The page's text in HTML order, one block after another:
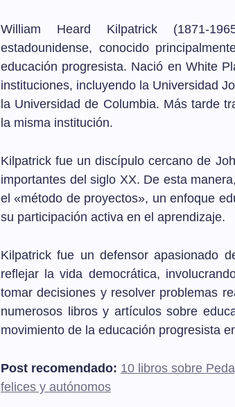
William Heard Kilpatrick (1871-
estadounidense, conocido
educación progresista. Nació en White
instituciones, incluyendo la Universidad
la Universidad de Columbia. Más tarde
la misma institución.
Kilpatrick fue un discípulo cercano de
importantes del siglo XX. De esta
el «método de proyectos», un enfoque
su participación activa en el aprendizaje.
Kilpatrick fue un defensor apasionado
reflejar la vida democrática,
tomar decisiones y resolver problemas
numerosos libros y artículos sobre
movimiento de la educación progresista
Post recomendado: 10 libros sobre
felices y autónomos